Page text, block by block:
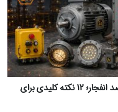
تجهیزات و قطعات آسانسور ضد انفجار؛ 12 نکته کلیدی برای